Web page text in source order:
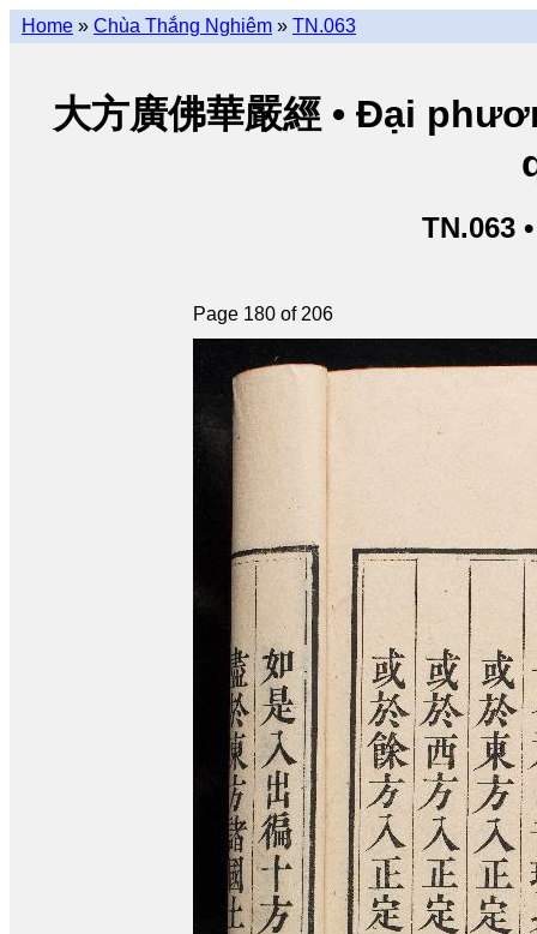
Home » Chùa Thắng Nghiêm » TN.063
大方廣佛華嚴經 • Đại
TN.063
Page 180 of 206